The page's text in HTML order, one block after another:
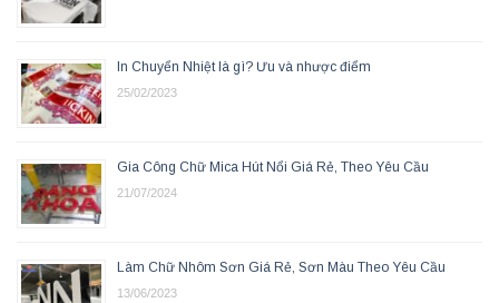
In Chuyển Nhiệt là gì? Ưu và nhược điểm
25/02/2023
Gia Công Chữ Mica Hút Nổi Giá Rẻ, Theo Yêu Cầu
21/07/2024
Làm Chữ Nhôm Sơn Giá Rẻ, Sơn Màu Theo Yêu Cầu
13/06/2023